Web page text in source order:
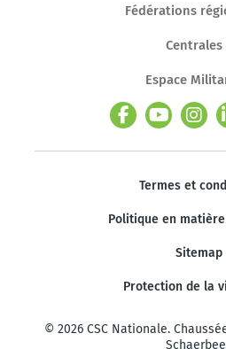
Fédérations
Centrales
Espace
Termes et
Politique en
Sitemap
Protection de la
© 2026 CSC Nationale.